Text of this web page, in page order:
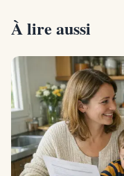
À lire aussi